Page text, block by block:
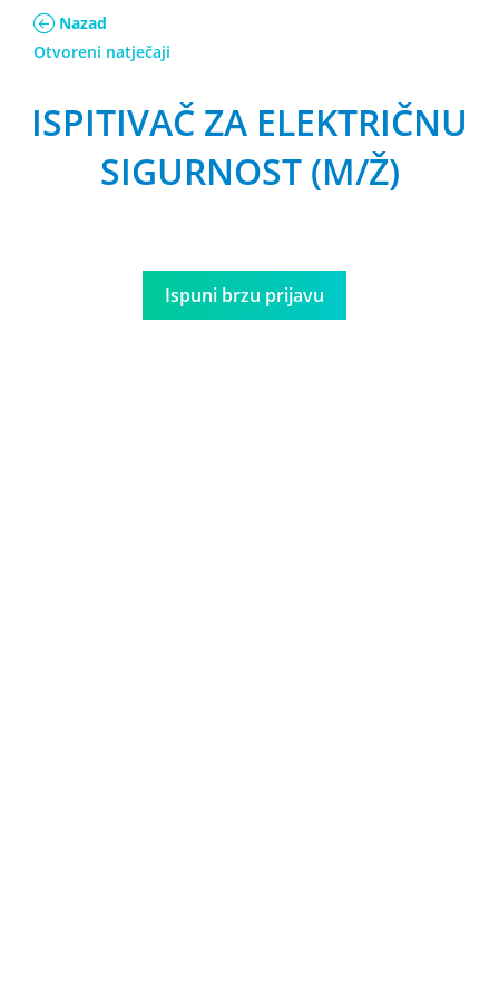
Nazad
Otvoreni natječaji
ISPITIVAČ ZA ELEKTRIČNU
SIGURNOST (M/Ž)